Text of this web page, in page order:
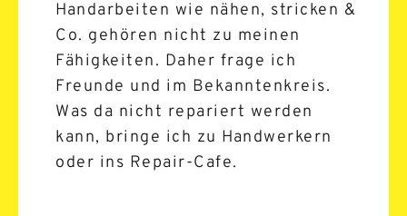
Handarbeiten wie nähen, stricken &
Co. gehören nicht zu meinen
Fähigkeiten. Daher frage ich
Freunde und im Bekanntenkreis.
Was da nicht repariert werden
kann, bringe ich zu Handwerkern
oder ins Repair-Cafe.